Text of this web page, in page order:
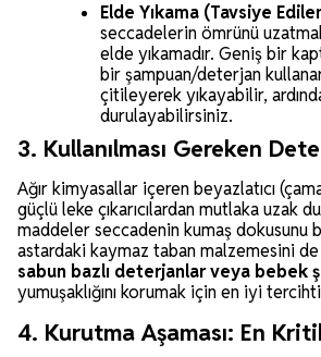
Elde Yıkama (Tavsiye
seccadelerin ömrünü
elde yıkamadır. Geniş bir
bir şampuan/deterjan
çitileyerek yıkayabilir,
durulayabilirsiniz.
3. Kullanılması Gereken
Ağır kimyasallar içeren beyazlatıcı
güçlü leke çıkarıcılardan mutlaka uzak
maddeler seccadenin kumaş dokusunu
astardaki kaymaz taban malzemesini de
sabun bazlı deterjanlar veya bebek
yumuşaklığını korumak için en iyi
4. Kurutma Aşaması: En